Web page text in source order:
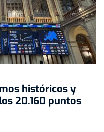
históricos y
20.160 puntos